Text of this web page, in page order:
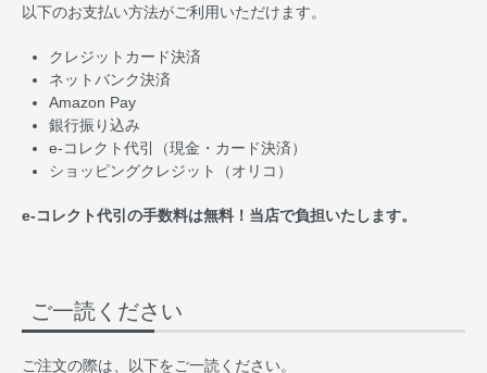
ご一読ください
ご注文の際は、以下をご一読ください。
以下のお支払い方法がご利用いただけます。
クレジットカード決済
ネットバンク決済
Amazon Pay
銀行振り込み
e-コレクト代引（現金・カード決済）
ショッピングクレジット（オリコ）
e-コレクト代引の手数料は無料！当店で負担いたします。